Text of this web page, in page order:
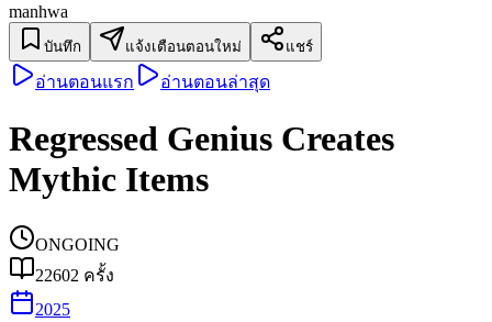
manhwa
บันทึก แจ้งเตือนตอนใหม่ แชร์
อ่านตอนแรก อ่านตอนล่าสุด
Regressed Genius Creates
Mythic Items
ONGOING
22602 ครั้ง
2025